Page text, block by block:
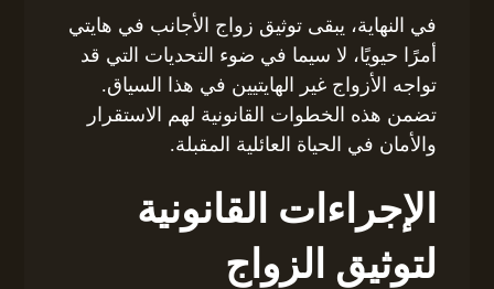
في النهاية، يبقى توثيق زواج الأجانب في هايتي
أمرًا حيويًا، لا سيما في ضوء التحديات التي قد
تواجه الأزواج غير الهايتيين في هذا السياق.
تضمن هذه الخطوات القانونية لهم الاستقرار
والأمان في الحياة العائلية المقبلة.
الإجراءات القانونية
لتوثيق الزواج